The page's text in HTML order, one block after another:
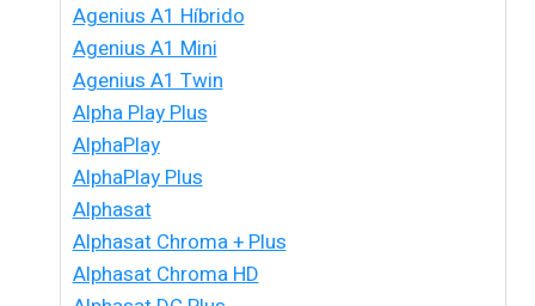
Agenius A1 Híbrido
Agenius A1 Mini
Agenius A1 Twin
Alpha Play Plus
AlphaPlay
AlphaPlay Plus
Alphasat
Alphasat Chroma + Plus
Alphasat Chroma HD